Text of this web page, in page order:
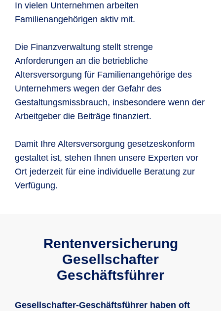
In vielen Unternehmen arbeiten
Familienangehörigen aktiv mit.
Die Finanzverwaltung stellt strenge
Anforderungen an die betriebliche
Altersversorgung für Familienangehörige des
Unternehmers wegen der Gefahr des
Gestaltungsmissbrauch, insbesondere wenn der
Arbeitgeber die Beiträge finanziert.
Damit Ihre Altersversorgung gesetzeskonform
gestaltet ist, stehen Ihnen unsere Experten vor
Ort jederzeit für eine individuelle Beratung zur
Verfügung.
Rentenversicherung
Gesellschafter
Geschäftsführer
Gesellschafter-Geschäftsführer haben oft